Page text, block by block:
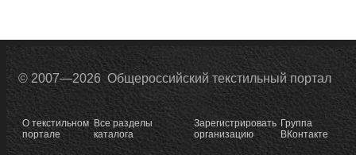
© 2007—2026 Общероссийский текстильный портал
О текстильном
портале
Все разделы
каталога
Зарегистрировать
организацию
Группа
ВКонтакте